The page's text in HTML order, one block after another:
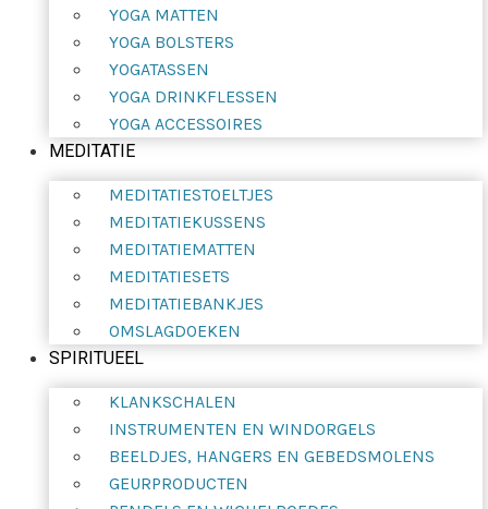
YOGA MATTEN
YOGA BOLSTERS
YOGATASSEN
YOGA DRINKFLESSEN
YOGA ACCESSOIRES
MEDITATIE
MEDITATIESTOELTJES
MEDITATIEKUSSENS
MEDITATIEMATTEN
MEDITATIESETS
MEDITATIEBANKJES
OMSLAGDOEKEN
SPIRITUEEL
KLANKSCHALEN
INSTRUMENTEN EN WINDORGELS
BEELDJES, HANGERS EN GEBEDSMOLENS
GEURPRODUCTEN